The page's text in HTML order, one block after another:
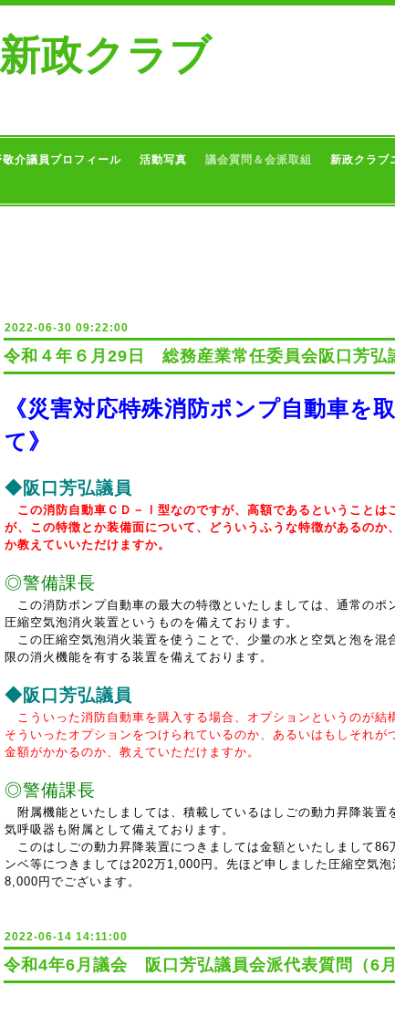
政クラブ
敬介議員プロフィール 活動写真 議会質問＆会派取組 新政クラブ
2022-06-30 09:22:00
令和４年６月29日 総務産業常任委員会阪口芳弘
《災害対応特殊消防ポンプ自動車を
て》
◆阪口芳弘議員
この消防自動車ＣＤ－Ⅰ型なのですが、高額であるということは
が、この特徴とか装備面について、どういうふうな特徴があるのか
か教えていいただけますか。
◎警備課長
この消防ポンプ自動車の最大の特徴といたしましては、通常のポ
圧縮空気泡消火装置というものを備えております。
この圧縮空気泡消火装置を使うことで、少量の水と空気と泡を混
限の消火機能を有する装置を備えております。
◆阪口芳弘議員
こういった消防自動車を購入する場合、オプションというのが結
そういったオプションをつけられているのか、あるいはもしそれが
金額がかかるのか、教えていただけますか。
◎警備課長
附属機能といたしましては、積載しているはしごの動力昇降装置
気呼吸器も附属として備えております。
このはしごの動力昇降装置につきましては金額といたしまして86
ンベ等につきましては202万1,000円。先ほど申しました圧縮空気
8,000円でございます。
2022-06-14 14:11:00
令和4年6月議会 阪口芳弘議員会派代表質問（6月